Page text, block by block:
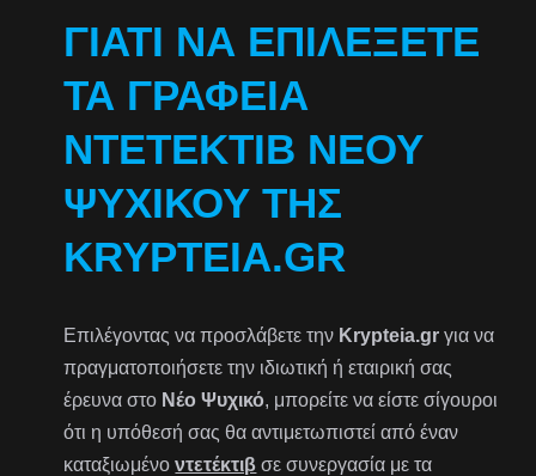
ΓΙΑΤΊ ΝΑ ΕΠΙΛΈΞΕΤΕ
ΤΑ ΓΡΑΦΕΊΑ
ΝΤΕΤΈΚΤΙΒ ΝΈΟΥ
ΨΥΧΙΚΟΎ ΤΗΣ
KRYPTEIA.GR
Επιλέγοντας να προσλάβετε την Krypteia.gr για να
πραγματοποιήσετε την ιδιωτική ή εταιρική σας
έρευνα στο Νέο Ψυχικό, μπορείτε να είστε σίγουροι
ότι η υπόθεσή σας θα αντιμετωπιστεί από έναν
καταξιωμένοντετέκτιβ σε συνεργασία με τα